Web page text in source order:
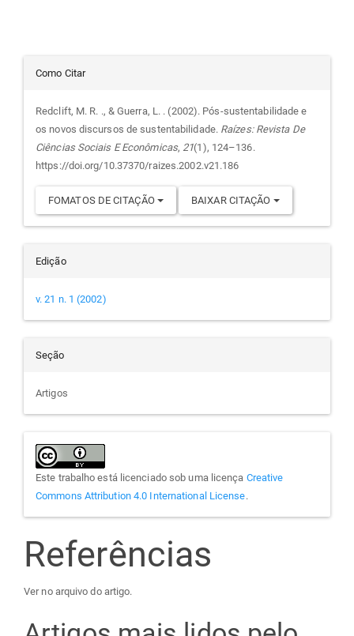
Detalhes
do
artigo
Como Citar
Redclift, M. R. ., & Guerra, L. . (2002). Pós-sustentabilidade e
os novos discursos de sustentabilidade. Raízes: Revista De
Ciências Sociais E Econômicas, 21(1), 124–136.
https://doi.org/10.37370/raizes.2002.v21.186
FOMATOS DE CITAÇÃO BAIXAR CITAÇÃO
Edição
v. 21 n. 1 (2002)
Seção
Artigos
Este trabalho está licenciado sob uma licença Creative
Commons Attribution 4.0 International License.
Referências
Ver no arquivo do artigo.